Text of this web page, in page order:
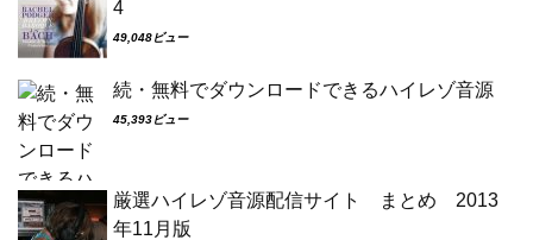
4
49,048ビュー
続・無料でダウンロードできるハイレゾ音源
45,393ビュー
厳選ハイレゾ音源配信サイト まとめ 2013
年11月版